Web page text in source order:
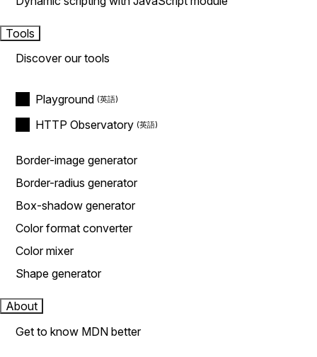
Tools
Discover our tools
Playground
HTTP Observatory
Border-image generator
Border-radius generator
Box-shadow generator
Color format converter
Color mixer
Shape generator
About
Get to know MDN better